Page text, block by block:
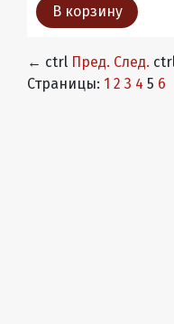
В корзину
← ctrl Пред. След.
Страницы: 1 2 3 4 5 6